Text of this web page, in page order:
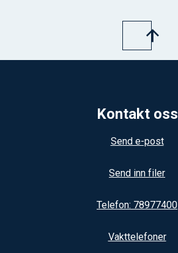
Kontakt oss
Send e-post
Send inn filer
Telefon: 78977400
Vakttelefoner